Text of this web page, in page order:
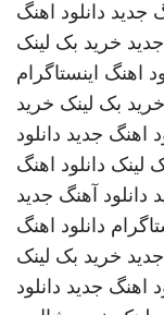
جدید دانلود اهنگ
خرید بک لینک
اهنگ اینستاگرام
خرید بک لینک خرید
اهنگ جدید دانلود
لینک دانلود اهنگ
دانلود آهنگ جدید
دانلود اهنگ
خرید بک لینک
اهنگ جدید دانلود